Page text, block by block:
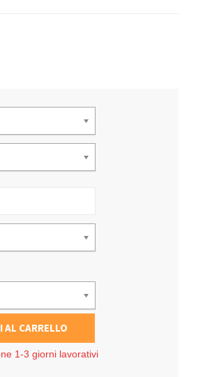
AL CARRELLO
1-3 giorni lavorativi